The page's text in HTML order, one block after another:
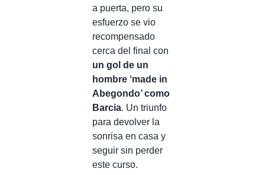
a puerta, pero su
esfuerzo se vio
recompensado
cerca del final con
un gol de un
hombre ‘made in
Abegondo’ como
Barcia. Un triunfo
para devolver la
sonrisa en casa y
seguir sin perder
este curso.